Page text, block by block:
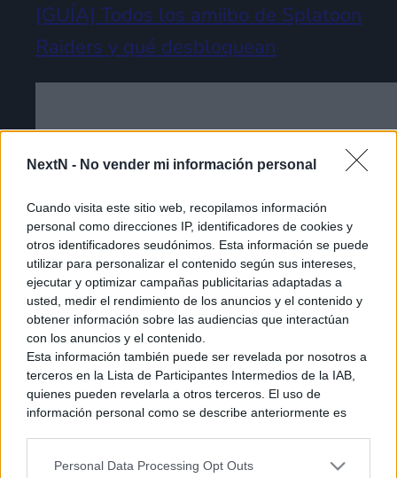
NextN - No vender mi información personal
Cuando visita este sitio web, recopilamos información
personal como direcciones IP, identificadores de cookies y
otros identificadores seudónimos. Esta información se puede
utilizar para personalizar el contenido según sus intereses,
ejecutar y optimizar campañas publicitarias adaptadas a
usted, medir el rendimiento de los anuncios y el contenido y
obtener información sobre las audiencias que interactúan
con los anuncios y el contenido.
Esta información también puede ser revelada por nosotros a
terceros en la Lista de Participantes Intermedios de la IAB,
quienes pueden revelarla a otros terceros. El uso de
información personal como se describe anteriormente es
generamos contenido relevante para nuestra audiencia.
Personal Data Processing Opt Outs
[GUÍA] Todos los amiibo de Splatoon
Raiders y qué desbloquean
Cómo acceder a la beta cerrada de The
Duskbloods [Tutorial]